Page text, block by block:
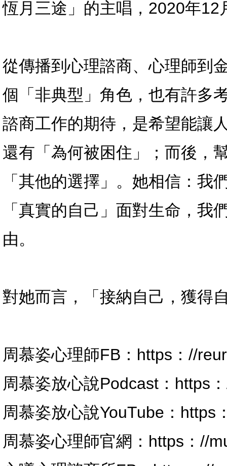
恆月三途」的主唱，2020年
從傳播到心理諮商、心理師到
個「非典型」角色，也有許多
諮商工作的期待，是希望能讓
還有「為何被困住」；而後，
「其他的選擇」。她相信：我
「真實的自己」面對生命，我
由。
對她而言，「接納自己，獲得
周慕姿心理師FB：https：//
周慕姿放心說Podcast：https
周慕姿放心說YouTube：https
周慕姿心理師官網：https：//